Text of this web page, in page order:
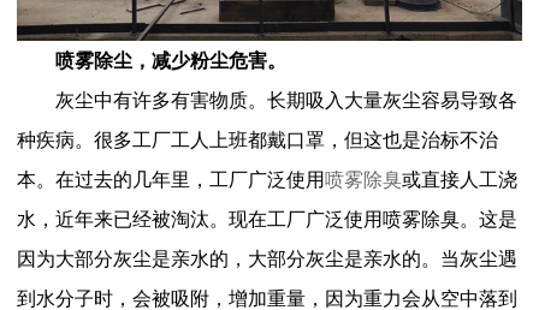
喷雾除尘，减少粉尘危害。
灰尘中有许多有害物质。长期吸入大量灰尘容易导致各
种疾病。很多工厂工人上班都戴口罩，但这也是治标不治
本。在过去的几年里，工厂广泛使用 喷雾除臭或直接人工浇
水，近年来已经被淘汰。现在工厂广泛使用喷雾除臭。这是
因为大部分灰尘是亲水的，大部分灰尘是亲水的。当灰尘遇
到水分子时，会被吸附，增加重量，因为重力会从空中落到